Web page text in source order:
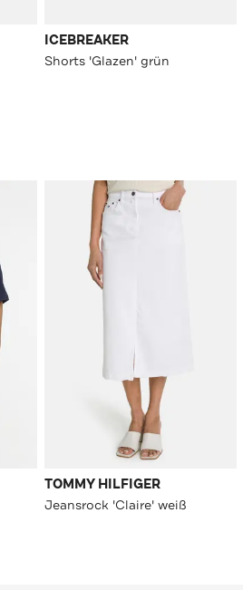
ICEBREAKER
Shorts 'Glazen' grün
TOMMY HILFIGER
Jeansrock 'Claire' weiß